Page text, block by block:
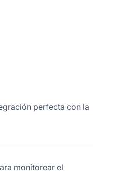
perfecta con la
monitorear el